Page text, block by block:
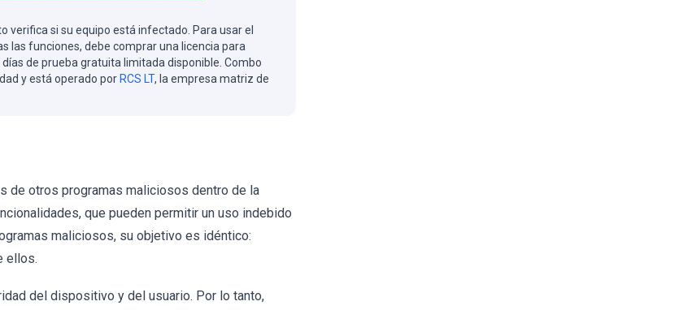
verifica si su equipo está infectado. Para usar el
las funciones, debe comprar una licencia para
días de prueba gratuita limitada disponible. Combo
y está operado por RCS LT, la empresa matriz de
de otros programas maliciosos dentro de la
que pueden permitir un uso indebido
maliciosos, su objetivo es idéntico:
ellos.
del dispositivo y del usuario. Por lo tanto,